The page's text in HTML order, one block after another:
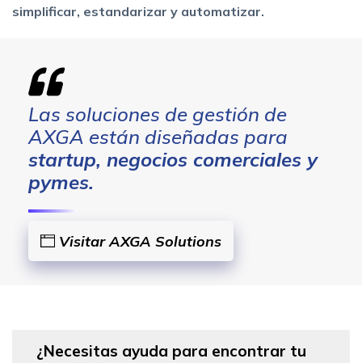
simplificar, estandarizar y automatizar.
Las soluciones de gestión de
AXGA están diseñadas para
startup, negocios comerciales y
pymes.
Visitar AXGA Solutions
¿Necesitas ayuda para encontrar tu